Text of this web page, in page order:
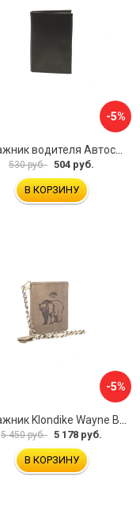
-5%
530 руб. 504 руб.
В КОРЗИНУ
-5%
5 450 руб. 5 178 руб.
В КОРЗИНУ